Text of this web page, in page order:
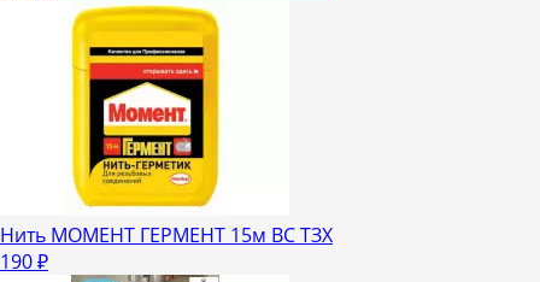
Нить МОМЕНТ ГЕРМЕНТ 15м ВС ТЗХ
190₽